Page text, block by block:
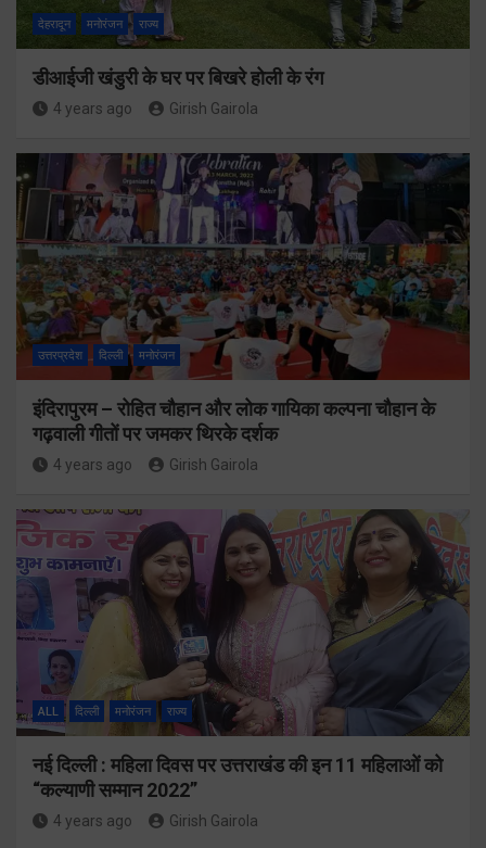
देहरादून मनोरंजन राज्य
डीआईजी खंडुरी के घर पर बिखरे होली के रंग
4 years ago Girish Gairola
उत्तरप्रदेश दिल्ली मनोरंजन
इंदिरापुरम – रोहित चौहान और लोक गायिका कल्पना चौहान के
गढ़वाली गीतों पर जमकर थिरके दर्शक
4 years ago Girish Gairola
ALL दिल्ली मनोरंजन राज्य
नई दिल्ली : महिला दिवस पर उत्तराखंड की इन 11 महिलाओं को
“कल्याणी सम्मान 2022”
4 years ago Girish Gairola